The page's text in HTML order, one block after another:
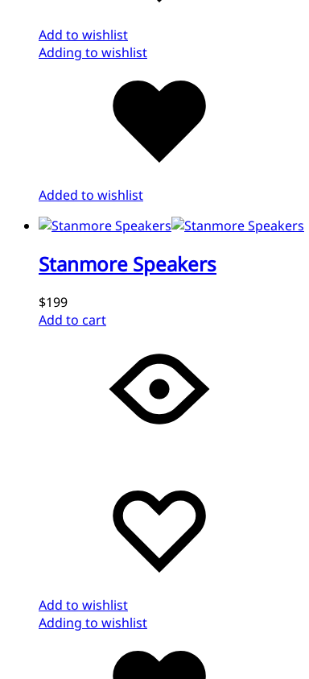
Add to wishlist
Adding to wishlist
Added to wishlist
Stanmore Speakers
$199
Add to cart
Add to wishlist
Adding to wishlist